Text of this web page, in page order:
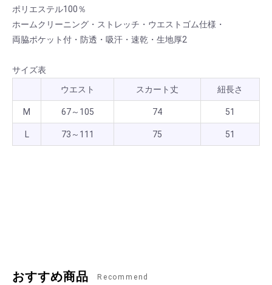
ポリエステル100％
ホームクリーニング・ストレッチ・ウエストゴム仕様・
両脇ポケット付・防透・吸汗・速乾・生地厚2
サイズ表
ウエスト
スカート丈 紐長さ
M 67～105 74 51
L 73～111 75 51
おすすめ商品 Recommend